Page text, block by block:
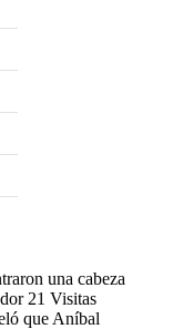
una cabeza
21 Visitas
que Aníbal